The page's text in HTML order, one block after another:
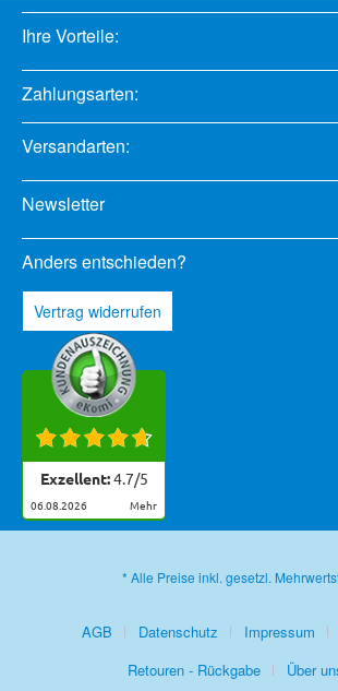
Ihre Vorteile:
Zahlungsarten:
Versandarten:
Newsletter
Anders entschieden?
Vertrag widerrufen
Exzellent:4.7/5
06.08.2026 mehr
* Alle Preise inkl. gesetzl.
AGB Datenschutz Impressum
Retouren - Rückgabe
Über